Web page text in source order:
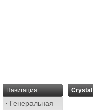
Навигация
· Генеральная
Crystal